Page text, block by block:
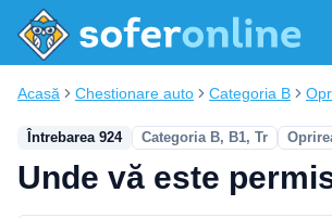
Acasă Chestionare auto Categoria B
Întrebarea 924 Categoria B, B1, Tr
Unde vă este